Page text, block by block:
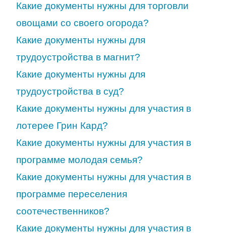
Какие документы нужны для торговли
овощами со своего огорода?
Какие документы нужны для
трудоустройства в магнит?
Какие документы нужны для
трудоустройства в суд?
Какие документы нужны для участия в
лотерее Грин Кард?
Какие документы нужны для участия в
программе молодая семья?
Какие документы нужны для участия в
программе переселения
соотечественников?
Какие документы нужны для участия в